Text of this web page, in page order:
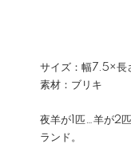
サイズ：幅7.5×
素材：ブリキ
夜羊が1匹…羊が2
ランド。